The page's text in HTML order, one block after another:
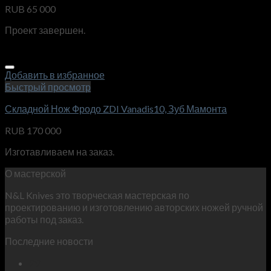
RUB 65 000
Проект завершен.
Добавить в избранное
Быстрый просмотр
Складной Нож Фродо ZDI Vanadis10, Зуб Мамонта
RUB 170 000
Изготавливаем на заказ.
О мастерской
N&L Knives это творческая мастерская по
проектированию и изготовлению авторских ножей ручной
работы под заказ.
Последние новости